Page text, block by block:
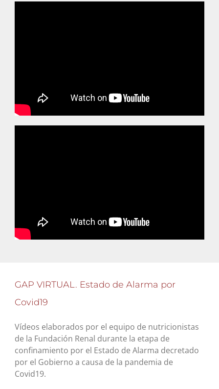
GAP VIRTUAL. Estado de Alarma por
Covid19
Vídeos elaborados por el equipo de nutricionistas
de la Fundación Renal durante la etapa de
confinamiento por el Estado de Alarma decretado
por el Gobierno a causa de la pandemia de
Covid19.